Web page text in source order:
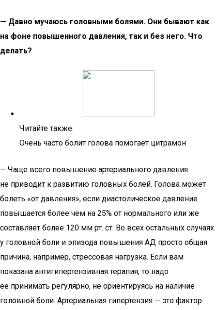
— Давно мучаюсь головными болями. Они бывают как
на фоне повышенного давления, так и без него. Что
делать?
Читайте также:
Очень часто болит голова помогает цитрамон
— Чаще всего повышение артериального давления
не приводит к развитию головных болей. Голова может
болеть «от давления», если диастолическое давление
повышается более чем на 25% от нормального или же
составляет более 120 мм рт. ст. Во всех остальных случаях
у головной боли и эпизода повышения АД просто общая
причина, например, стрессовая нагрузка. Если вам
показана антигипертензивная терапия, то надо
ее принимать регулярно, не ориентируясь на наличие
головной боли. Артериальная гипертензия — это фактор